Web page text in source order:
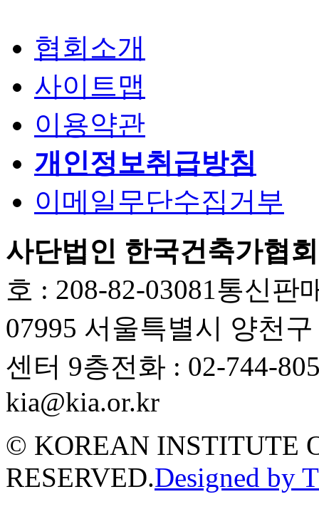
협회소개
사이트맵
이용약관
개인정보취급방침
이메일무단수집거부
사단법인 한국건축가협회
호 : 208-82-03081 통신판
07995 서울특별시 양천
센터 9층전화 : 02-744-
kia@kia.or.kr
© KOREAN INSTITUTE
RESERVED.Designed by